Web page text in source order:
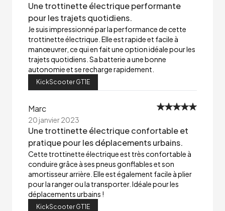
Une trottinette électrique performante
pour les trajets quotidiens.
Je suis impressionné par la performance de cette
trottinette électrique. Elle est rapide et facile à
manœuvrer, ce qui en fait une option idéale pour les
trajets quotidiens. Sa batterie a une bonne
autonomie et se recharge rapidement.
KickScooter GT1E
Marc
20 janvier 2023
Une trottinette électrique confortable et
pratique pour les déplacements urbains.
Cette trottinette électrique est très confortable à
conduire grâce à ses pneus gonflables et son
amortisseur arrière. Elle est également facile à plier
pour la ranger ou la transporter. Idéale pour les
déplacements urbains !
KickScooter GT1E